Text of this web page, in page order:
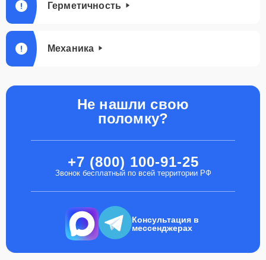
Герметичность
Механика
Не нашли свою
поломку?
+7 (800) 100-91-25
Звонок бесплатный по всей территории РФ
Консультация в
мессенджерах